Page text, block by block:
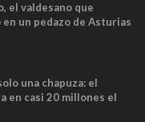
el valdesano que
un pedazo de Asturias
una chapuza: el
en casi 20 millones el
no cabían por los